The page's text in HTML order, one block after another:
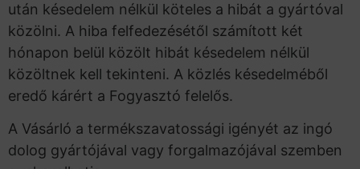
után késedelem nélkül köteles a hibát a gyártóval
közölni. A hiba felfedezésétől számított két
hónapon belül közölt hibát késedelem nélkül
közöltnek kell tekinteni. A közlés késedelméből
eredő kárért a Fogyasztó felelős.
A Vásárló a termékszavatossági igényét az ingó
dolog gyártójával vagy forgalmazójával szemben